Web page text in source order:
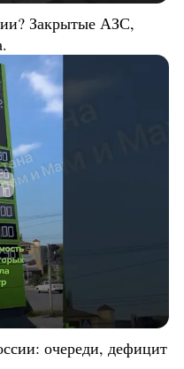
Закрытые АЗС,
очереди, дефицит